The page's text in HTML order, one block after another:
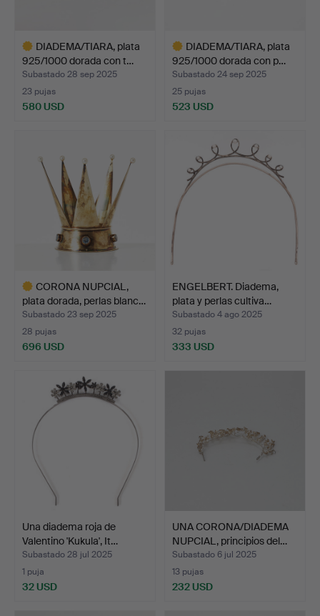
DIADEMA/TIARA, plata
925/1000 dorada con t…
Subastado 28 sep 2025
23 pujas
580 USD
DIADEMA/TIARA, plata
925/1000 dorada con p…
Subastado 24 sep 2025
25 pujas
523 USD
CORONA NUPCIAL,
plata dorada, perlas blanc…
Subastado 23 sep 2025
28 pujas
696 USD
seleccionado
ENGELBERT. Diadema,
plata y perlas cultiva…
Subastado 4 ago 2025
32 pujas
333 USD
Una diadema roja de
Valentino 'Kukula', It…
Subastado 28 jul 2025
1 puja
32 USD
UNA CORONA/DIADEMA
NUPCIAL, principios del…
Subastado 6 jul 2025
13 pujas
232 USD